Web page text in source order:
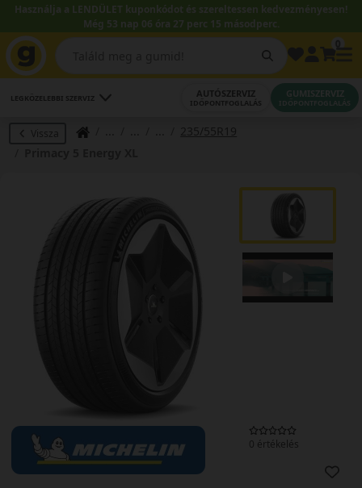
Használja a LENDÜLET kuponkódot és szereltessen kedvezményesen!
Még 53 nap 06 óra 27 perc 14 másodperc.
LEGKÖZELEBBI SZERVIZ AUTÓSZERVIZ
IDŐPONTFOGLALÁS
GUMISZERVIZ
IDŐPONTFOGLALÁS
Vissza
235/55R19
0 értékelés